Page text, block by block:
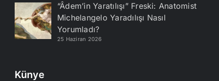
“Âdem’in Yaratılışı” Freski: Anatomist
Michelangelo Yaradılışı Nasıl
Yorumladı?
25 Haziran 2026
Künye